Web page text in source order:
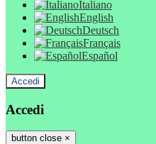
Italiano
English
Deutsch
Français
Español
Accedi
Accedi
button close ×